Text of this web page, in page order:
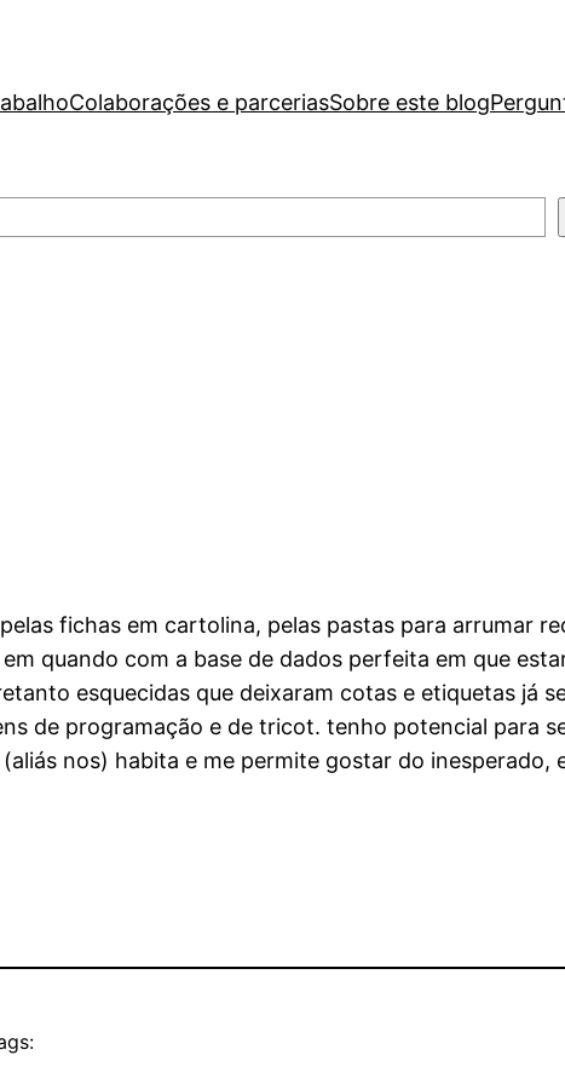
Colaborações e parceriasSobre este blog
fichas em cartolina, pelas pastas para arrumar
quando com a base de dados perfeita em que
esquecidas que deixaram cotas e etiquetas já
de programação e de tricot. tenho potencial para
nos) habita e me permite gostar do inesperado,